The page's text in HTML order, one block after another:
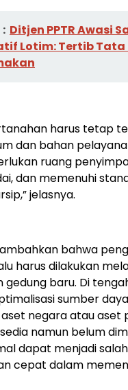
Ditjen PPTR Awasi
Lotim: Tertib Tata
harus tetap
dan bahan
ruang
dan memenuhi
jelasnya.
bahwa
harus dilakukan
gedung baru. Di
sumber
negara atau aset
namun belum
dapat menjadi
cepat dalam